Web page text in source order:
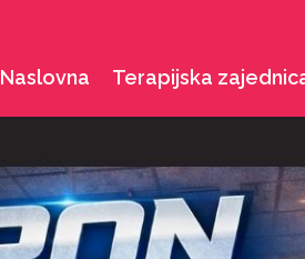
Naslovna Terapijska